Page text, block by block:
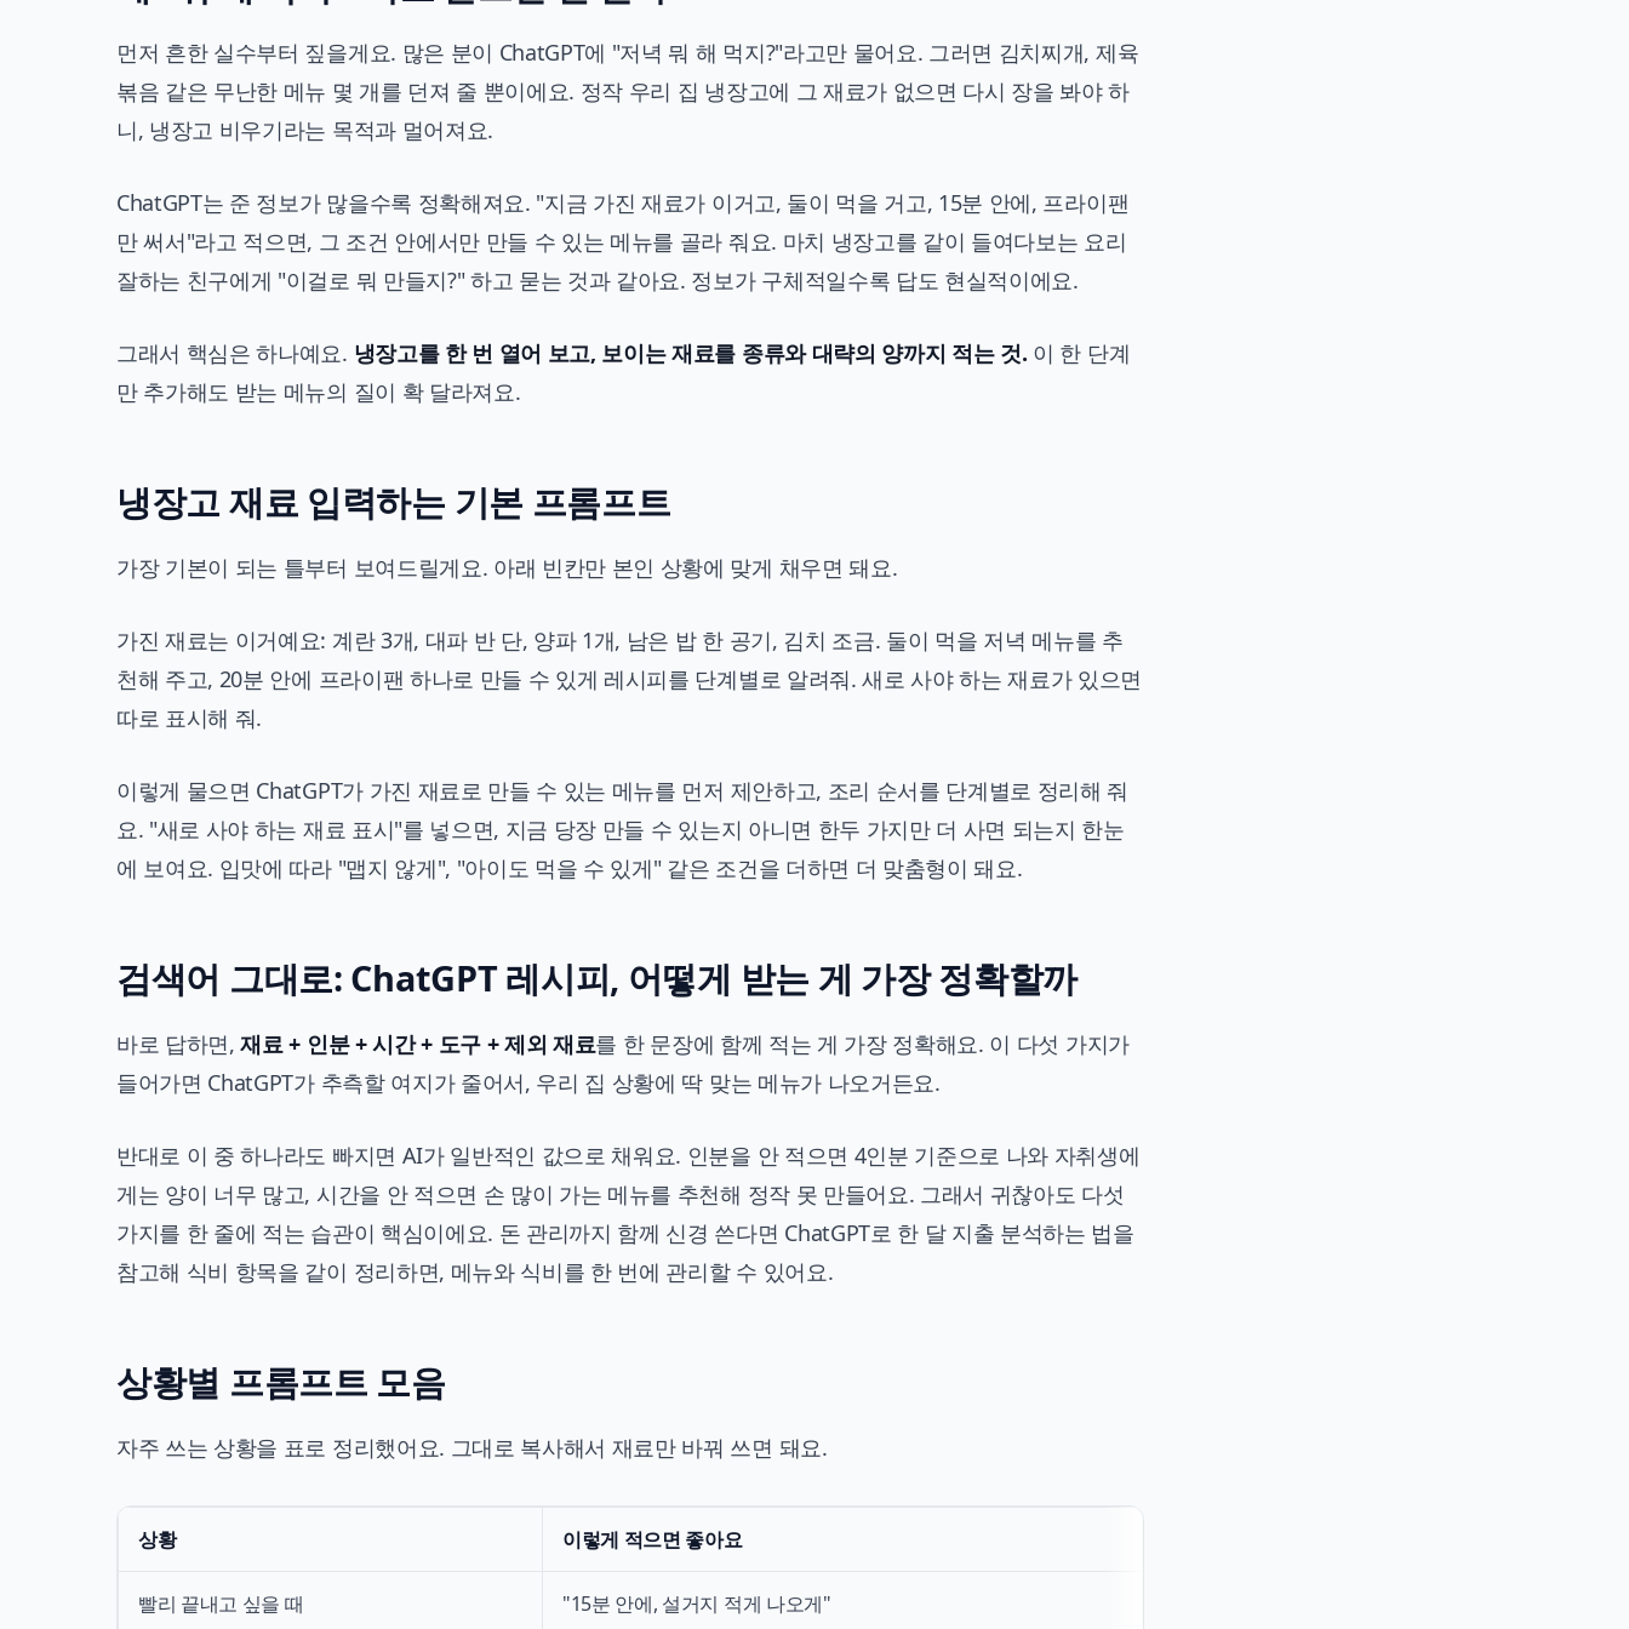
먼저 흔한 실수부터 짚을게요. 많은 분이 ChatGPT에 "저녁 뭐 해 먹지?"라고만 물어요. 그러면 김치찌개, 제육
볶음 같은 무난한 메뉴 몇 개를 던져 줄 뿐이에요. 정작 우리 집 냉장고에 그 재료가 없으면 다시 장을 봐야 하
니, 냉장고 비우기라는 목적과 멀어져요.
ChatGPT는 준 정보가 많을수록 정확해져요. "지금 가진 재료가 이거고, 둘이 먹을 거고, 15분 안에, 프라이팬
만 써서"라고 적으면, 그 조건 안에서만 만들 수 있는 메뉴를 골라 줘요. 마치 냉장고를 같이 들여다보는 요리
잘하는 친구에게 "이걸로 뭐 만들지?" 하고 묻는 것과 같아요. 정보가 구체적일수록 답도 현실적이에요.
그래서 핵심은 하나예요. 냉장고를 한 번 열어 보고, 보이는 재료를 종류와 대략의 양까지 적는 것. 이 한 단계
만 추가해도 받는 메뉴의 질이 확 달라져요.
냉장고 재료 입력하는 기본 프롬프트
가장 기본이 되는 틀부터 보여드릴게요. 아래 빈칸만 본인 상황에 맞게 채우면 돼요.
가진 재료는 이거예요: 계란 3개, 대파 반 단, 양파 1개, 남은 밥 한 공기, 김치 조금. 둘이 먹을 저녁 메뉴를 추
천해 주고, 20분 안에 프라이팬 하나로 만들 수 있게 레시피를 단계별로 알려줘. 새로 사야 하는 재료가 있으면
따로 표시해 줘.
이렇게 물으면 ChatGPT가 가진 재료로 만들 수 있는 메뉴를 먼저 제안하고, 조리 순서를 단계별로 정리해 줘
요. "새로 사야 하는 재료 표시"를 넣으면, 지금 당장 만들 수 있는지 아니면 한두 가지만 더 사면 되는지 한눈
에 보여요. 입맛에 따라 "맵지 않게", "아이도 먹을 수 있게" 같은 조건을 더하면 더 맞춤형이 돼요.
검색어 그대로: ChatGPT 레시피, 어떻게 받는 게 가장 정확할까
바로 답하면,재료 + 인분 + 시간 + 도구 + 제외 재료를 한 문장에 함께 적는 게 가장 정확해요. 이 다섯 가지가
들어가면 ChatGPT가 추측할 여지가 줄어서, 우리 집 상황에 딱 맞는 메뉴가 나오거든요.
반대로 이 중 하나라도 빠지면 AI가 일반적인 값으로 채워요. 인분을 안 적으면 4인분 기준으로 나와 자취생에
게는 양이 너무 많고, 시간을 안 적으면 손 많이 가는 메뉴를 추천해 정작 못 만들어요. 그래서 귀찮아도 다섯
가지를 한 줄에 적는 습관이 핵심이에요. 돈 관리까지 함께 신경 쓴다면 ChatGPT로 한 달 지출 분석하는 법을
참고해 식비 항목을 같이 정리하면, 메뉴와 식비를 한 번에 관리할 수 있어요.
상황별 프롬프트 모음
자주 쓰는 상황을 표로 정리했어요. 그대로 복사해서 재료만 바꿔 쓰면 돼요.
상황 이렇게 적으면 좋아요
빨리 끝내고 싶을 때 "15분 안에, 설거지 적게 나오게"